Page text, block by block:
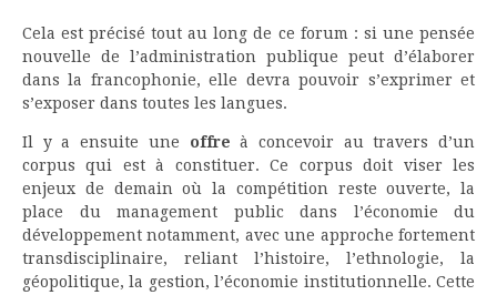
Cela est précisé tout au long de ce forum : si une pensée
nouvelle de l’administration publique peut d’élaborer
dans la francophonie, elle devra pouvoir s’exprimer et
s’exposer dans toutes les langues.
Il y a ensuite une offre à concevoir au travers d’un
corpus qui est à constituer. Ce corpus doit viser les
enjeux de demain où la compétition reste ouverte, la
place du management public dans l’économie du
développement notamment, avec une approche fortement
transdisciplinaire, reliant l’histoire, l’ethnologie, la
géopolitique, la gestion, l’économie institutionnelle. Cette